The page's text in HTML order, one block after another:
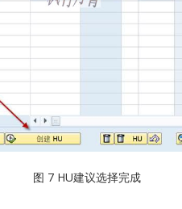
图 7 HU建议选择完成